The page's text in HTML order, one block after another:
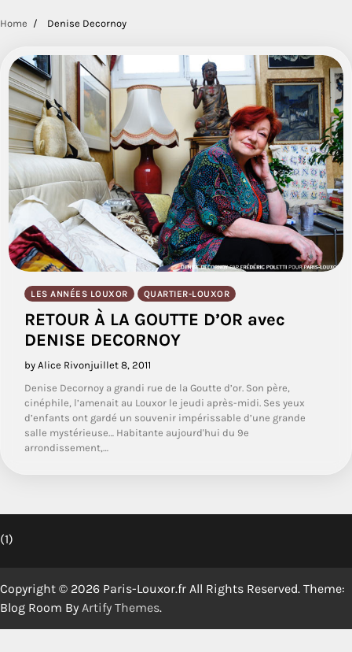
Home Denise Decornoy
LES ANNÉES LOUXOR QUARTIER-LOUXOR
RETOUR À LA GOUTTE D’OR avec
DENISE DECORNOY
by Alice Rivonjuillet 8, 2011
Denise Decornoy a grandi rue de la Goutte d’or. Son père,
cinéphile, l’amenait au Louxor le jeudi après-midi. Ses yeux
d’enfants ont gardé un souvenir impérissable d’une grande
salle mystérieuse… Habitante aujourd'hui du 9e
arrondissement,…
(1)
Copyright © 2026 Paris-Louxor.fr All Rights Reserved. Theme:
Blog Room By Artify Themes.